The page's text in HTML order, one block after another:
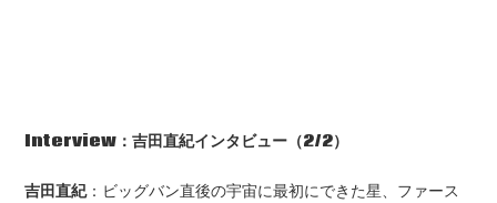
Interview ：吉田直紀インタビュー（2/2）
吉田直紀：ビッグバン直後の宇宙に最初にできた星、ファース